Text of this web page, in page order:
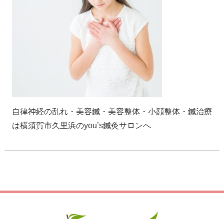
自律神経の乱れ・美容鍼・美容整体・小顔整体・鍼治療
は横須賀市久里浜のyou’s鍼灸サロンへ